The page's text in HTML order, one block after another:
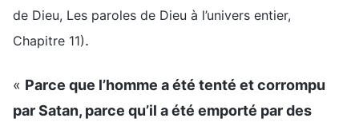
de Dieu, Les paroles de Dieu à l’univers entier,
Chapitre 11).
« Parce que l’homme a été tenté et corrompu
par Satan, parce qu’il a été emporté par des